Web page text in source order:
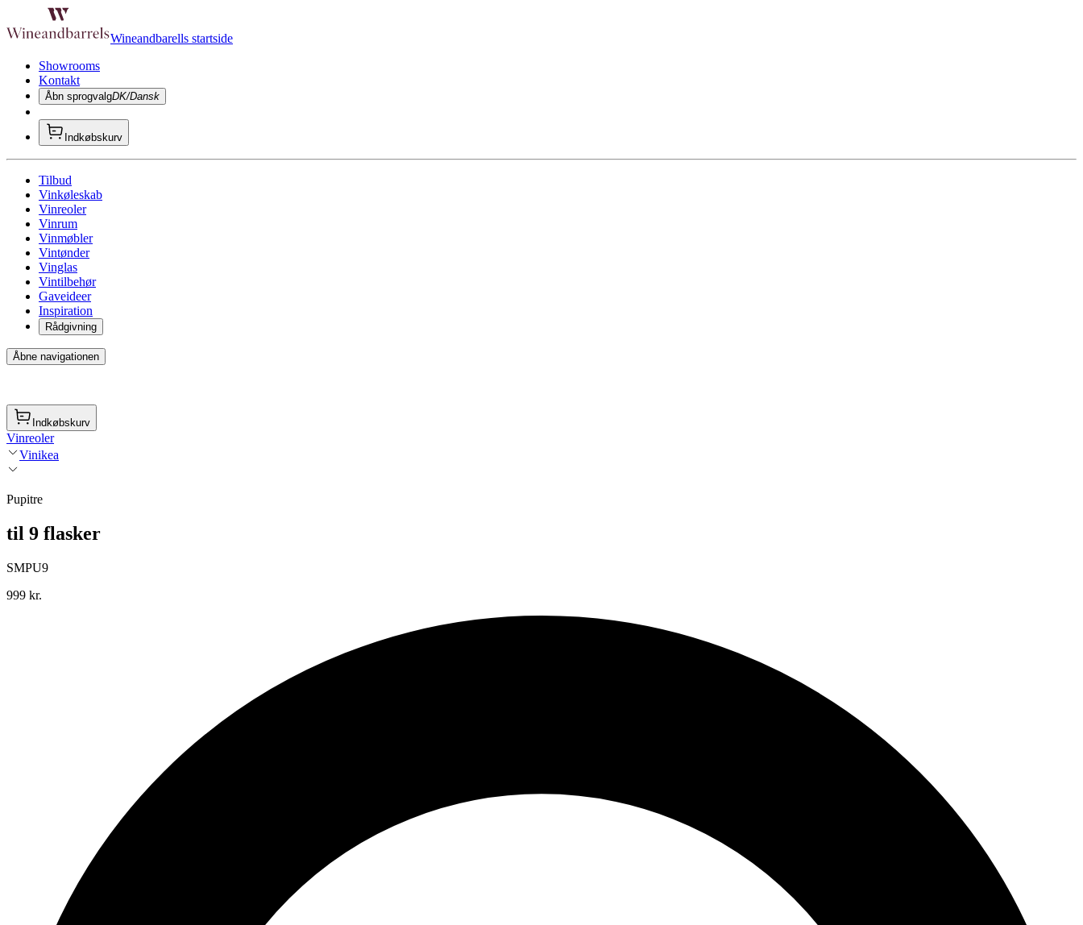
Wineandbarells startside
Showrooms
Kontakt
Åbn sprogvalgDK/Dansk
Indkøbskurv
Tilbud
Vinkøleskab
Vinreoler
Vinrum
Vinmøbler
Vintønder
Vinglas
Vintilbehør
Gaveideer
Inspiration
Rådgivning
Åbne navigationen
Indkøbskurv
Vinreoler
Vinikea
Pupitre
til 9 flasker
SMPU9
999 kr.